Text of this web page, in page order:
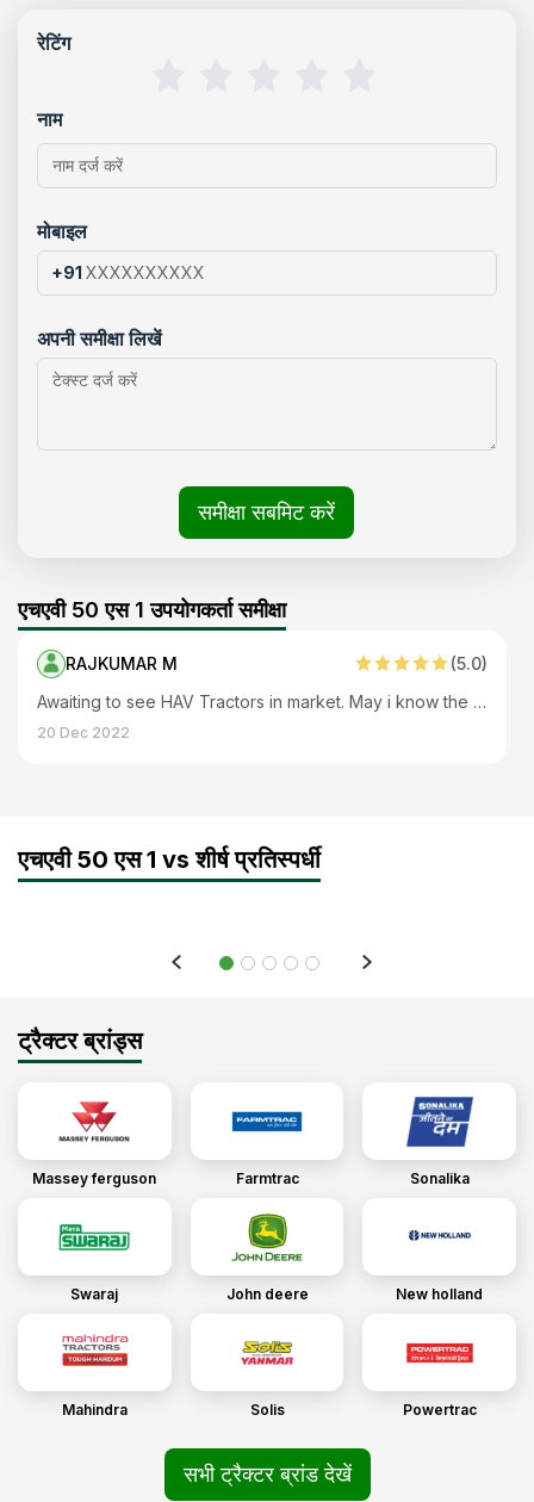
रेटिंग
नाम
मोबाइल
+91
अपनी समीक्षा लिखें
समीक्षा सबमिट करें
एचएवी 50 एस 1 उपयोगकर्ता समीक्षा
RAJKUMAR M (5.0)
Awaiting to see HAV Tractors in market. May i know the dealers in Tamilnadu.
20 Dec 2022
एचएवी 50 एस 1 vs शीर्ष प्रतिस्पर्धी
ट्रैक्टर ब्रांड्स
Massey ferguson Farmtrac Sonalika
Swaraj John deere New holland
Mahindra Solis Powertrac
सभी ट्रैक्टर ब्रांड देखें